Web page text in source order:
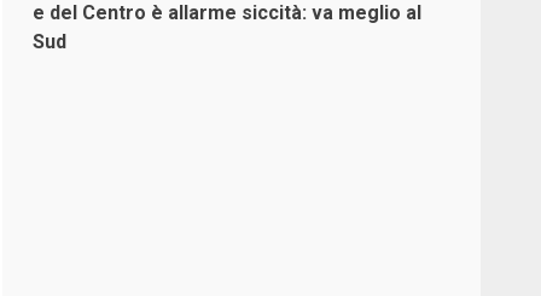
e del Centro è allarme siccità: va meglio al
Sud